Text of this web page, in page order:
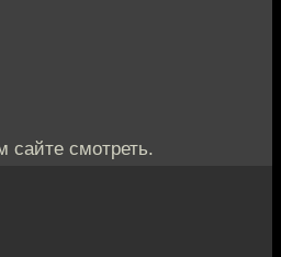
сайте смотреть.